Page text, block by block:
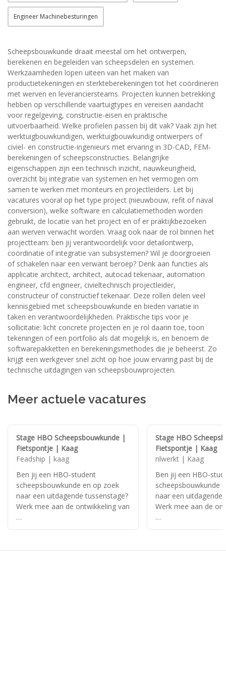
Engineer Machinebesturingen
Scheepsbouwkunde draait meestal om het ontwerpen,
berekenen en begeleiden van scheepsdelen en systemen.
Werkzaamheden lopen uiteen van het maken van
productietekeningen en sterkteberekeningen tot het coördineren
met werven en leveranciersteams. Projecten kunnen betrekking
hebben op verschillende vaartuigtypes en vereisen aandacht
voor regelgeving, constructie-eisen en praktische
uitvoerbaarheid. Welke profielen passen bij dit vak? Vaak zijn het
werktuigbouwkundigen, werktuigbouwkundig ontwerpers of
civiel- en constructie-ingenieurs met ervaring in 3D-CAD, FEM-
berekeningen of scheepsconstructies. Belangrijke
eigenschappen zijn een technisch inzicht, nauwkeurigheid,
overzicht bij integratie van systemen en het vermogen om
samen te werken met monteurs en projectleiders. Let bij
vacatures vooral op het type project (nieuwbouw, refit of naval
conversion), welke software en calculatiemethoden worden
gebruikt, de locatie van het project en of er praktijkbezoeken
aan werven verwacht worden. Vraag ook naar de rol binnen het
projectteam: ben jij verantwoordelijk voor detailontwerp,
coördinatie of integratie van subsystemen? Wil je doorgroeien
of schakelen naar een verwant beroep? Denk aan functies als
applicatie architect, architect, autocad tekenaar, automation
engineer, cfd engineer, civieltechnisch projectleider,
constructeur of constructief tekenaar. Deze rollen delen veel
kennisgebied met scheepsbouwkunde en bieden variatie in
taken en verantwoordelijkheden. Praktische tips voor je
sollicitatie: licht concrete projecten en je rol daarin toe, toon
tekeningen of een portfolio als dat mogelijk is, en benoem de
softwarepakketten en berekeningsmethodes die je beheerst. Zo
krijgt een werkgever snel zicht op hoe jouw ervaring past bij de
technische uitdagingen van scheepsbouwprojecten.
Meer actuele vacatures
Stage HBO Scheepsbouwkunde |
Fietspontje | Kaag
Feadship | kaag
Ben jij een HBO-student
scheepsbouwkunde en op zoek
naar een uitdagende tussenstage?
Werk mee aan de ontwikkeling van
…
Stage HBO
Fietspontje | Kaag
nlwerkt | Kaag
Ben jij een HBO-
scheepsbouwkunde
naar een uitdagende
Werk mee aan de
…